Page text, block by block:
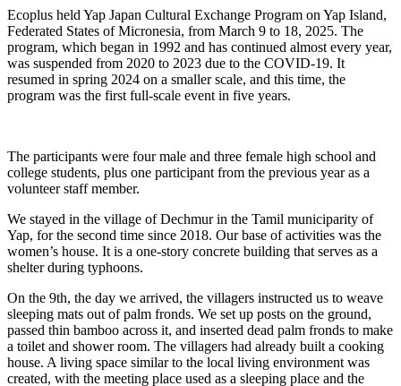
Ecoplus held Yap Japan Cultural Exchange Program on Yap Island,
Federated States of Micronesia, from March 9 to 18, 2025. The
program, which began in 1992 and has continued almost every year,
was suspended from 2020 to 2023 due to the COVID-19. It
resumed in spring 2024 on a smaller scale, and this time, the
program was the first full-scale event in five years.
The participants were four male and three female high school and
college students, plus one participant from the previous year as a
volunteer staff member.
We stayed in the village of Dechmur in the Tamil municiparity of
Yap, for the second time since 2018. Our base of activities was the
women’s house. It is a one-story concrete building that serves as a
shelter during typhoons.
On the 9th, the day we arrived, the villagers instructed us to weave
sleeping mats out of palm fronds. We set up posts on the ground,
passed thin bamboo across it, and inserted dead palm fronds to make
a toilet and shower room. The villagers had already built a cooking
house. A living space similar to the local living environment was
created, with the meeting place used as a sleeping place and the